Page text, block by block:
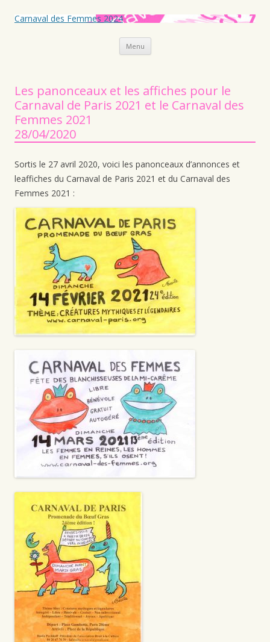
Carnaval des Femmes 2024
Menu Aller au contenu principal
Les panonceaux et les affiches pour le
Carnaval de Paris 2021 et le Carnaval des
Femmes 2021
28/04/2020
Sortis le 27 avril 2020, voici les panonceaux d’annonces et
leaffiches du Carnaval de Paris 2021 et du Carnaval des
Femmes 2021 :